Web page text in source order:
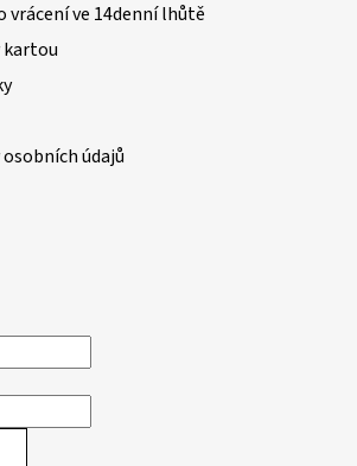
vrácení ve 14denní lhůtě
kartou
údajů